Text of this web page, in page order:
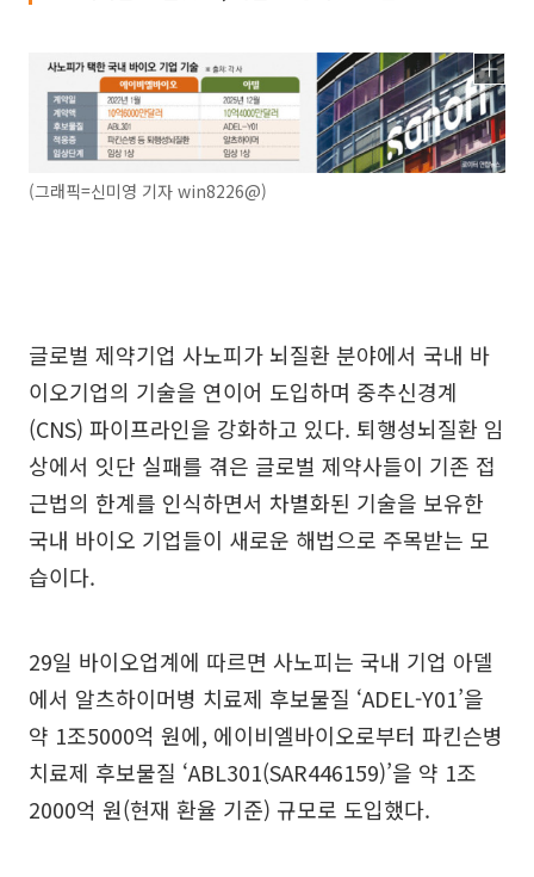
(그래픽=신미영 기자 win8226@)
글로벌 제약기업 사노피가 뇌질환 분야에서 국내 바
이오기업의 기술을 연이어 도입하며 중추신경계
(CNS) 파이프라인을 강화하고 있다. 퇴행성뇌질환 임
상에서 잇단 실패를 겪은 글로벌 제약사들이 기존 접
근법의 한계를 인식하면서 차별화된 기술을 보유한
국내 바이오 기업들이 새로운 해법으로 주목받는 모
습이다.
29일 바이오업계에 따르면 사노피는 국내 기업 아델
에서 알츠하이머병 치료제 후보물질 ‘ADEL-Y01’을
약 1조5000억 원에, 에이비엘바이오로부터 파킨슨병
치료제 후보물질 ‘ABL301(SAR446159)’을 약 1조
2000억 원(현재 환율 기준) 규모로 도입했다.